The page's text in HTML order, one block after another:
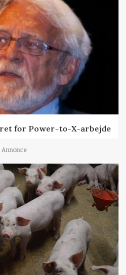
for Power-to-X-arbejde
Annonce